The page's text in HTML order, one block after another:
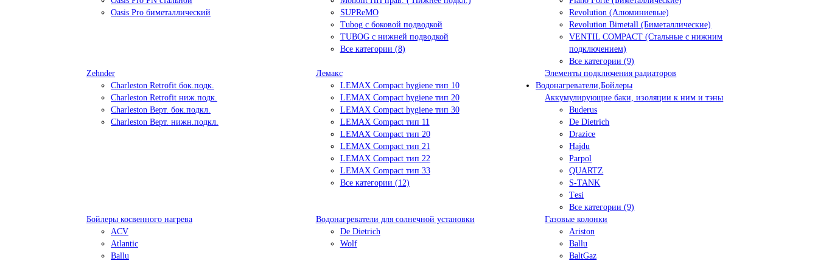
Oasis Pro биметаллический
SUPReMO
Tubog с боковой подводкой
TUBOG с нижней подводкой
Все категории (8)
Revolution (Алюминиевые)
Revolution Bimetall (Биметаллические)
VENTIL COMPACT (Стальные с нижним
подключением)
Все категории (9)
Zehnder
Charleston Retrofit бок.подк.
Charleston Retrofit ниж.подк.
Charleston Верт. бок.подкл.
Charleston Верт. нижн.подкл.
Лемакс
LEMAX Compact hygiene тип 10
LEMAX Compact hygiene тип 20
LEMAX Compact hygiene тип 30
LEMAX Compact тип 11
LEMAX Compact тип 20
LEMAX Compact тип 21
LEMAX Compact тип 22
LEMAX Compact тип 33
Все категории (12)
Элементы подключения радиаторов
Водонагреватели,Бойлеры
Аккумулирующие баки, изоляции к ним и тэны
Buderus
De Dietrich
Drazice
Hajdu
Parpol
QUARTZ
S-TANK
Tеsi
Все категории (9)
Бойлеры косвенного нагрева
ACV
Atlantic
Ballu
Водонагреватели для солнечной установки
De Dietrich
Wolf
Газовые колонки
Ariston
Ballu
BaltGaz